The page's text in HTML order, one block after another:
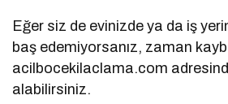
Eğer siz de evinizde ya da iş
baş edemiyorsanız, zaman
acilbocekilaclama.com
alabilirsiniz.